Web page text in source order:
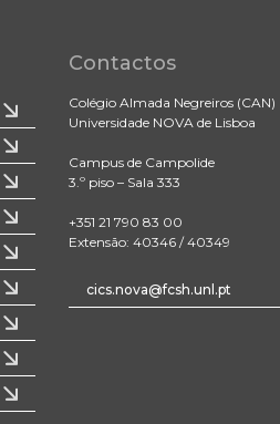
Contactos
Colégio Almada Negreiros (CAN)
Universidade NOVA de Lisboa
Campus de Campolide
3.º piso – Sala 333
+351 21 790 83 00
Extensão: 40346 / 40349
cics.nova@fcsh.unl.pt